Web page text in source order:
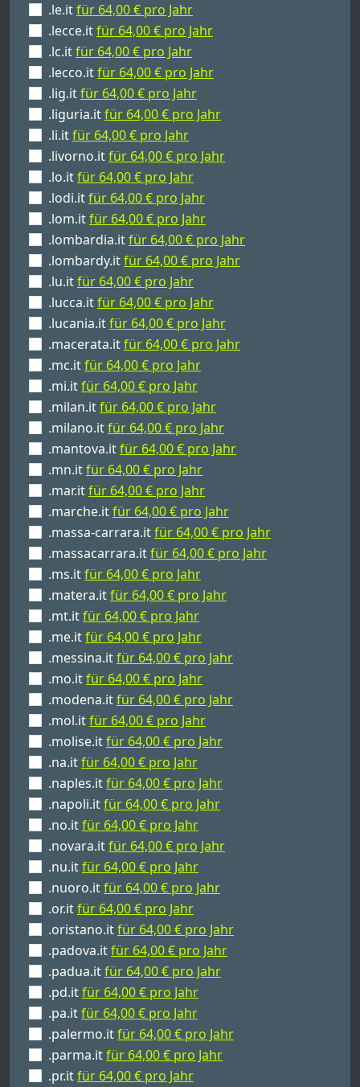
.le.itfür 64,00 € pro Jahr
.lecce.itfür 64,00 € pro Jahr
.lc.itfür 64,00 € pro Jahr
.lecco.itfür 64,00 € pro Jahr
.lig.itfür 64,00 € pro Jahr
.liguria.itfür 64,00 € pro Jahr
.li.itfür 64,00 € pro Jahr
.livorno.itfür 64,00 € pro Jahr
.lo.itfür 64,00 € pro Jahr
.lodi.itfür 64,00 € pro Jahr
.lom.itfür 64,00 € pro Jahr
.lombardia.itfür 64,00 € pro Jahr
.lombardy.itfür 64,00 € pro Jahr
.lu.itfür 64,00 € pro Jahr
.lucca.itfür 64,00 € pro Jahr
.lucania.itfür 64,00 € pro Jahr
.macerata.itfür 64,00 € pro Jahr
.mc.itfür 64,00 € pro Jahr
.mi.itfür 64,00 € pro Jahr
.milan.itfür 64,00 € pro Jahr
.milano.itfür 64,00 € pro Jahr
.mantova.itfür 64,00 € pro Jahr
.mn.itfür 64,00 € pro Jahr
.mar.itfür 64,00 € pro Jahr
.marche.itfür 64,00 € pro Jahr
.massa-carrara.itfür 64,00 € pro Jahr
.massacarrara.itfür 64,00 € pro Jahr
.ms.itfür 64,00 € pro Jahr
.matera.itfür 64,00 € pro Jahr
.mt.itfür 64,00 € pro Jahr
.me.itfür 64,00 € pro Jahr
.messina.itfür 64,00 € pro Jahr
.mo.itfür 64,00 € pro Jahr
.modena.itfür 64,00 € pro Jahr
.mol.itfür 64,00 € pro Jahr
.molise.itfür 64,00 € pro Jahr
.na.itfür 64,00 € pro Jahr
.naples.itfür 64,00 € pro Jahr
.napoli.itfür 64,00 € pro Jahr
.no.itfür 64,00 € pro Jahr
.novara.itfür 64,00 € pro Jahr
.nu.itfür 64,00 € pro Jahr
.nuoro.itfür 64,00 € pro Jahr
.or.itfür 64,00 € pro Jahr
.oristano.itfür 64,00 € pro Jahr
.padova.itfür 64,00 € pro Jahr
.padua.itfür 64,00 € pro Jahr
.pd.itfür 64,00 € pro Jahr
.pa.itfür 64,00 € pro Jahr
.palermo.itfür 64,00 € pro Jahr
.parma.itfür 64,00 € pro Jahr
.pr.itfür 64,00 € pro Jahr